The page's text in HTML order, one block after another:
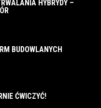
HYBRYDY –
BUDOWLANYCH
ĆWICZYĆ!